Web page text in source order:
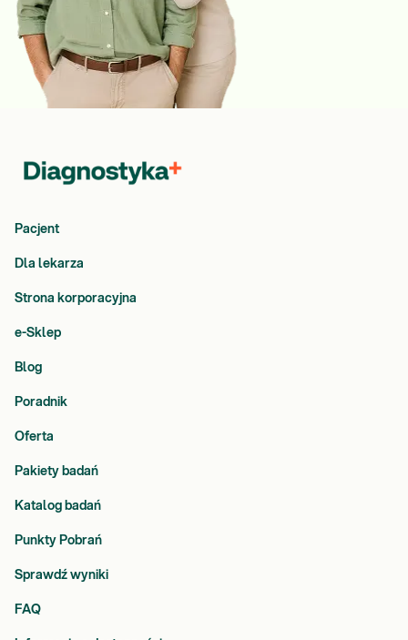
Pacjent
Dla lekarza
Strona korporacyjna
e-Sklep
Blog
Poradnik
Oferta
Pakiety badań
Katalog badań
Punkty Pobrań
Sprawdź wyniki
FAQ